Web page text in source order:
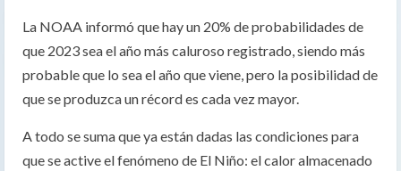
La NOAA informó que hay un 20% de probabilidades de
que 2023 sea el año más caluroso registrado, siendo más
probable que lo sea el año que viene, pero la posibilidad de
que se produzca un récord es cada vez mayor.
A todo se suma que ya están dadas las condiciones para
que se active el fenómeno de El Niño: el calor almacenado